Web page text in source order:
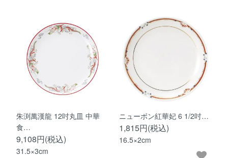
朱渕萬漢龍 12吋丸皿 中華
食…
9,108円(税込)
31.5×3cm
ニューボン紅華妃 6 1/2吋…
1,815円(税込)
16.5×2cm